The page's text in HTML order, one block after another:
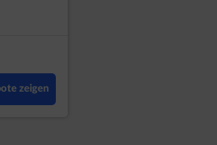
zeigen